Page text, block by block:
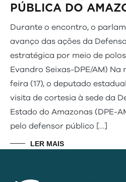
PÚBLICA DO
Durante o encontro, o
avanço das ações da
estratégica por meio de
Evandro Seixas-DPE/AM) Na
feira (17), o deputado
visita de cortesia à sede da
Estado do Amazonas (DPE-
pelo defensor público […]
LER MAIS